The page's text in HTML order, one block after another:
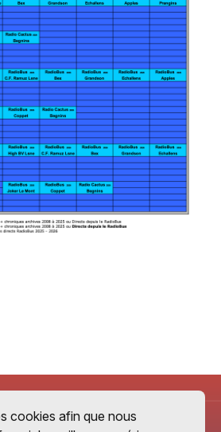
cookies afin que nous